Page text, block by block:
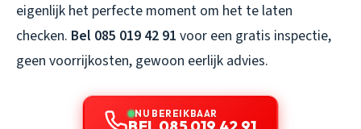
eigenlijk het perfecte moment om het te laten
checken. Bel 085 019 42 91 voor een gratis inspectie,
geen voorrijkosten, gewoon eerlijk advies.
NU BEREIKBAAR